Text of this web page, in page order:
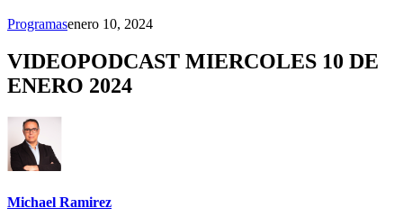
Programasenero 10, 2024
VIDEOPODCAST MIERCOLES 10 DE
ENERO 2024
Michael Ramirez